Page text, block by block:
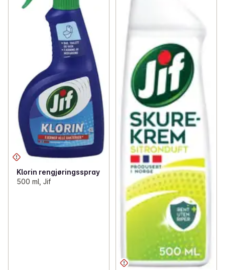
Klorin rengjøringsspray
500 ml, Jif